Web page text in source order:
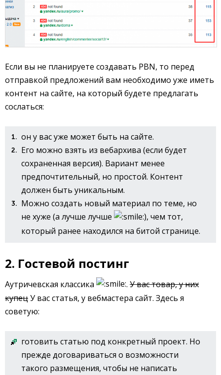
Если вы не планируете создавать PBN, то перед
отправкой предложений вам необходимо уже иметь
контент на сайте, на который будете предлагать
сослаться:
он у вас уже может быть на сайте.
Его можно взять из вебархива (если будет
сохраненная версия). Вариант менее
предпочтительный, но простой. Контент
должен быть уникальным.
Можно создать новый материал по теме, но
не хуже (а лучше лучше
), чем тот,
который ранее находился на битой странице.
2. Гостевой постинг
Аутричевская классика . У вас товар, у них
купецУ вас статья, у вебмастера сайт. Здесь я
советую:
готовить статью под конкретный проект. Но
прежде договариваться о возможности
такого размещения, чтобы не написать